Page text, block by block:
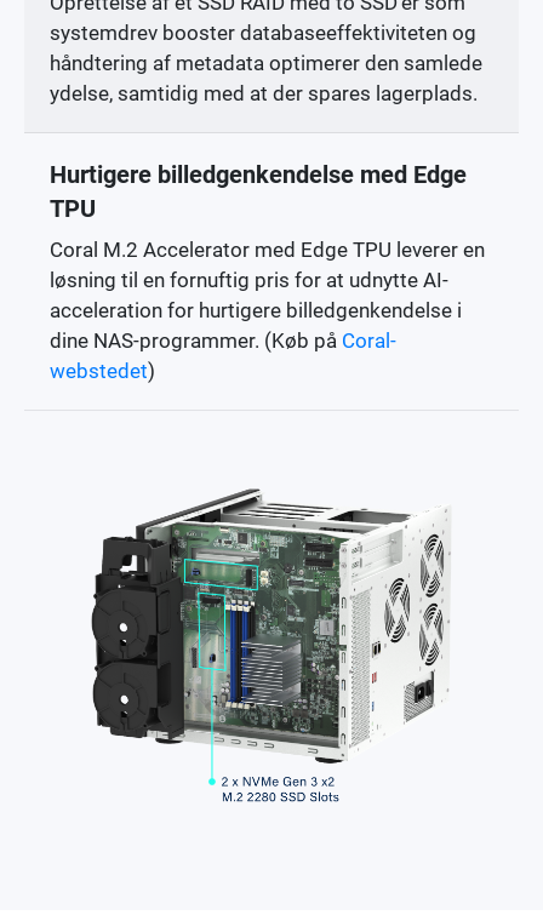
systemdrev booster databaseeffektiviteten og
håndtering af metadata optimerer den samlede
ydelse, samtidig med at der spares lagerplads.
Hurtigere billedgenkendelse med Edge
TPU
Coral M.2 Accelerator med Edge TPU leverer en
løsning til en fornuftig pris for at udnytte AI-
acceleration for hurtigere billedgenkendelse i
dine NAS-programmer. (Køb på Coral-
webstedet)